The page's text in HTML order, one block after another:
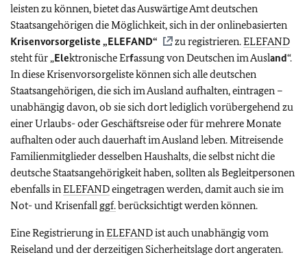
leisten zu können, bietet das Auswärtige Amt deutschen
Staatsangehörigen die Möglichkeit, sich in der onlinebasierten
Krisenvorsorgeliste „ELEFAND“ zu registrieren.ELEFAND
steht für „Elektronische Erfassung von Deutschen im Ausland“.
In diese Krisenvorsorgeliste können sich alle deutschen
Staatsangehörigen, die sich im Ausland aufhalten, eintragen –
unabhängig davon, ob sie sich dort lediglich vorübergehend zu
einer Urlaubs- oder Geschäftsreise oder für mehrere Monate
aufhalten oder auch dauerhaft im Ausland leben. Mitreisende
Familienmitglieder desselben Haushalts, die selbst nicht die
deutsche Staatsangehörigkeit haben, sollten als Begleitpersonen
ebenfalls inELEFANDeingetragen werden, damit auch sie im
Not- und Krisenfall ggf.berücksichtigt werden können.
Eine Registrierung inELEFANDist auch unabhängig vom
Reiseland und der derzeitigen Sicherheitslage dort angeraten.